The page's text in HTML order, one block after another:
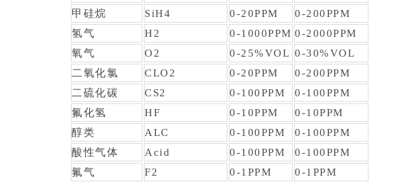
甲硅烷
SiH4 0-20PPM
0-200PPM
氢气
H2 0-1000PPM 0-2000PPM
氧气
O2 0-25%VOL 0-30%VOL
二氧化氯
CLO2 0-20PPM
0-200PPM
二硫化碳
CS2 0-100PPM
0-100PPM
氟化氢
HF 0-10PPM
0-10PPM
醇类
ALC 0-100PPM
0-100PPM
酸性气体
Acid 0-100PPM
0-100PPM
氟气
F2 0-1PPM 0-1PPM